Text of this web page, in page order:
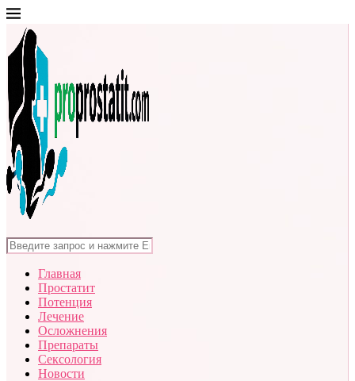
Главная
Простатит
Потенция
Лечение
Осложнения
Препараты
Сексология
Новости